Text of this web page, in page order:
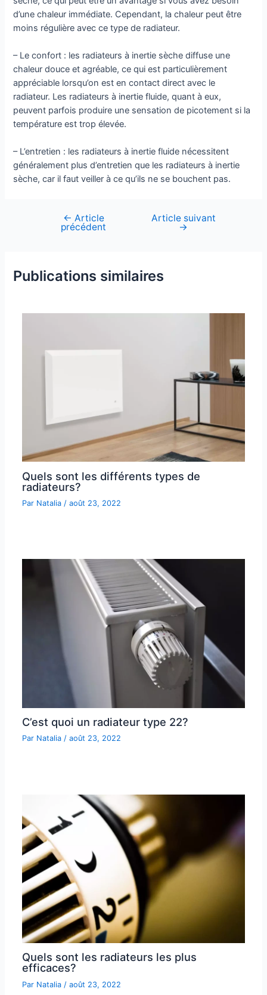
d’une chaleur immédiate. Cependant, la chaleur peut être
moins régulière avec ce type de radiateur.
– Le confort : les radiateurs à inertie sèche diffuse une
chaleur douce et agréable, ce qui est particulièrement
appréciable lorsqu’on est en contact direct avec le
radiateur. Les radiateurs à inertie fluide, quant à eux,
peuvent parfois produire une sensation de picotement si la
température est trop élevée.
– L’entretien : les radiateurs à inertie fluide nécessitent
généralement plus d’entretien que les radiateurs à inertie
sèche, car il faut veiller à ce qu’ils ne se bouchent pas.
Navigation
← Article
précédent
Article suivant
→
Publications similaires
Quels sont les différents types de
radiateurs?
Par Natalia /août 23, 2022
C’est quoi un radiateur type 22?
Par Natalia /août 23, 2022
Quels sont les radiateurs les plus
efficaces?
Par Natalia /août 23, 2022